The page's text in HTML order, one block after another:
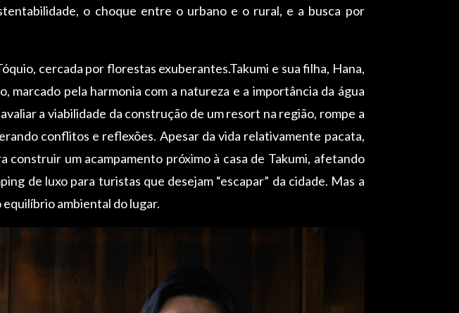
o choque entre o urbano e o rural, e a busca por
cercada por florestas exuberantes.Takumi e sua filha, Hana,
marcado pela harmonia com a natureza e a importância da água
a viabilidade da construção de um resort na região, rompe a
conflitos e reflexões. Apesar da vida relativamente pacata,
construir um acampamento próximo à casa de Takumi, afetando
de luxo para turistas que desejam “escapar” da cidade. Mas a
ambiental do lugar.